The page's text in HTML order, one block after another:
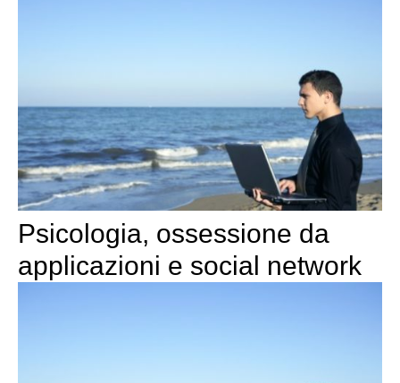
Psicologia, ossessione da
applicazioni e social network